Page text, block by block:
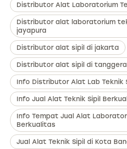
Distributor Alat Laboratorium
Distributor alat laboratorium
jayapura
Distributor alat sipil di jakarta
Distributor alat sipil di
Info Distributor Alat Lab Teknik
Info Jual Alat Teknik Sipil
Info Tempat Jual Alat
Berkualitas
Jual Alat Teknik Sipil di Kota